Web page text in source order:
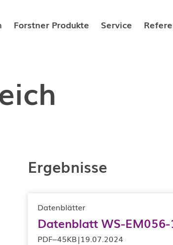
Forstner Produkte
Forstner Friopac Speicher für
Forstner Frischwasser-Modul
Individuelle Speicheranfertigung
Service
Ergebnisse
Datenblätter
Datenblatt WS-
PDF–45KB|19.07.2024